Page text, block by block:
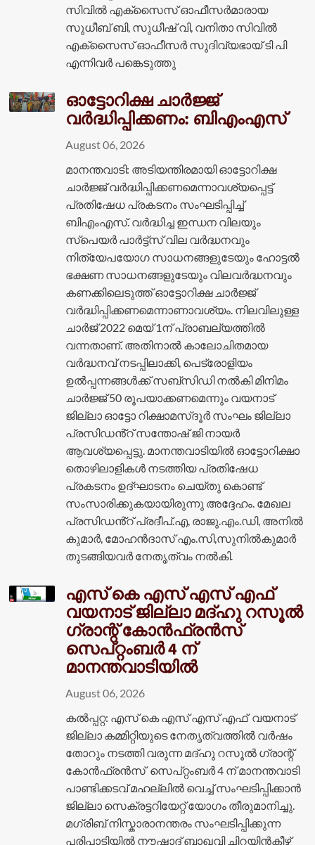
സിവിൽ എക്‌സൈസ് ഓഫീസർമാരായ
സുധീബ് ബി, സുധീഷ് വി, വനിതാ സിവിൽ
എക്‌സൈസ് ഓഫീസർ സുദിവ്യഭായ് ടി പി
എന്നിവർ പങ്കെടുത്തു
ഓട്ടോറിക്ഷ ചാർജ്ജ്
വർദ്ധിപ്പിക്കണം: ബിഎംഎസ്
August 06, 2026
മാനന്തവാടി: അടിയന്തിരമായി ഓട്ടോറിക്ഷ
ചാർജ്ജ് വർദ്ധിപ്പിക്കണമെന്നാവശ്യപ്പെട്ട്
പ്രതിഷേധ പ്രകടനം സംഘടിപ്പിച്ച്
ബിഎംഎസ്. വർദ്ധിച്ച ഇന്ധന വിലയും
സ്പെയർ പാർട്ട്സ് വില വർദ്ധനവും
നിത്യേപയോഗ സാധനങ്ങളുടേയും ഹോട്ടൽ
ഭക്ഷണ സാധനങ്ങളുടേയും വിലവർദ്ധനവും
കണക്കിലെടുത്ത് ഓട്ടോറിക്ഷ ചാർജ്ജ്
വർദ്ധിപ്പിക്കണമെന്നാണാവശ്യം. നിലവിലുള്ള
ചാർജ് 2022 മെയ് 1ന് പ്രാബല്യത്തിൽ
വന്നതാണ്. അതിനാൽ കാലോചിതമായ
വർദ്ധനവ് നടപ്പിലാക്കി, പെട്രോളിയം
ഉൽപ്പന്നങ്ങൾക്ക് സബ്‌സിഡി നൽകി മിനിമം
ചാർജ്ജ് 50 രൂപയാക്കണമെന്നും വയനാട്
ജില്ലാ ഓട്ടോ റിക്ഷാമസ്‌ദൂർ സംഘം ജില്ലാ
പ്രസിഡൻ്റ് സന്തോഷ് ജി നായർ
ആവശ്യപ്പെട്ടു. മാനന്തവാടിയിൽ ഓട്ടോറിക്ഷാ
തൊഴിലാളികൾ നടത്തിയ പ്രതിഷേധ
പ്രകടനം ഉദ്ഘാടനം ചെയ്തു കൊണ്ട്
സംസാരിക്കുകയായിരുന്നു അദ്ദേഹം. മേഖല
പ്രസിഡൻ്റ് പ്രദീപ്.എ, രാജു.എം.ഡി, അനിൽ
കുമാർ, മോഹൻദാസ് എം.സി,സുനിൽകുമാർ
തുടങ്ങിയവർ നേതൃത്വം നൽകി.
എസ് കെ എസ് എസ് എഫ്
വയനാട് ജില്ലാ മദ്ഹു റസൂൽ
ഗ്രാന്റ് കോൻഫ്രൻസ്
സെപ്റ്റംബർ 4 ന്
മാനന്തവാടിയിൽ
August 06, 2026
കൽപ്പറ്റ: എസ് കെ എസ് എസ് എഫ് വയനാട്
ജില്ലാ കമ്മിറ്റിയുടെ നേതൃത്വത്തിൽ വർഷം
തോറും നടത്തി വരുന്ന മദ്ഹു റസൂൽ ഗ്രാന്റ്
കോൻഫ്രൻസ് സെപ്റ്റംബർ 4 ന് മാനന്തവാടി
പാണ്ടിക്കടവ് മഹല്ലിൽ വെച്ച് സംഘടിപ്പിക്കാൻ
ജില്ലാ സെക്രട്ടറിയേറ്റ് യോഗം തീരുമാനിച്ചു.
മഗ്രിബ് നിസ്കാരാനന്തരം സംഘടിപ്പിക്കുന്ന
പരിപാടിയിൽ നൗഷാദ് ബാഖവി ചിറയിൻകീഴ്